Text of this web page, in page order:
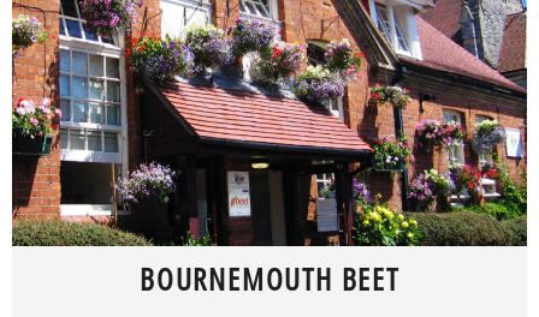
BOURNEMOUTH BEET